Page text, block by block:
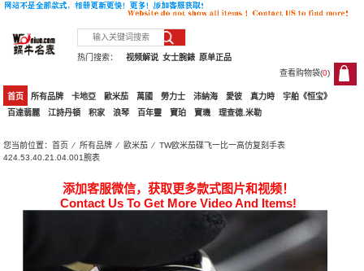
热门搜索： 原单正品
女士腕錶
视频解说
查看购物袋(0)
0
首页 所有品牌 卡地亞 歐米茄 萬國 勞力士 沛納海 愛彼 真力時
宇舶《恒宝》
百達翡麗
江詩丹頓 积家 浪琴 百年靈 寶珀 寶璣 理查德.米勒
您当前位置：首页 ⁄所有品牌 ⁄ 歐米茄 ⁄ TW欧米茄碟飞一比一高仿复刻手表
424.53.40.21.04.001腕表
添加客服微信，获取更多款式图片和视频！
Contact Us To Get More Video And Items!